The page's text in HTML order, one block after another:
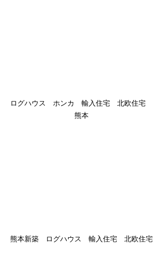
ログハウス　ホンカ　輸入住宅　北欧住宅
熊本
熊本新築　ログハウス　輸入住宅　北欧住宅